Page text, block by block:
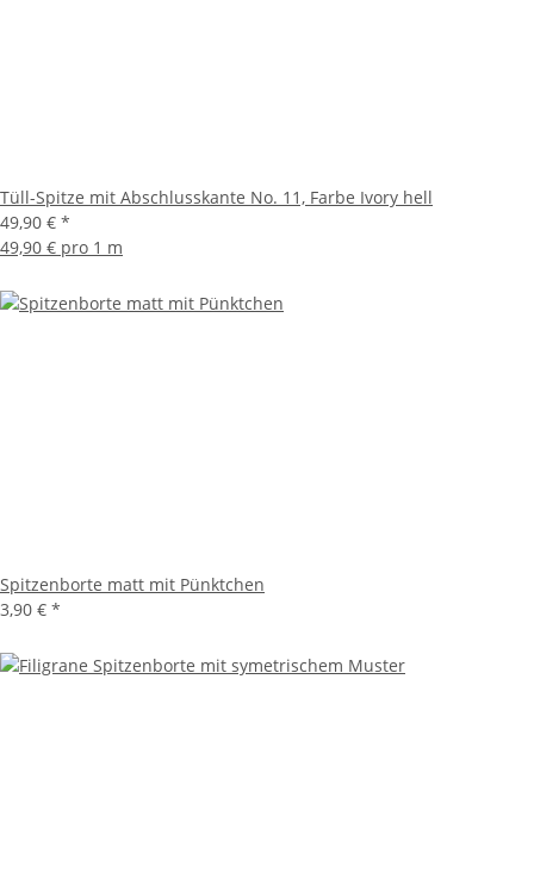
Tüll-Spitze mit Abschlusskante No. 11, Farbe Ivory hell
49,90 € *
49,90 € pro 1 m
Spitzenborte matt mit Pünktchen
3,90 € *